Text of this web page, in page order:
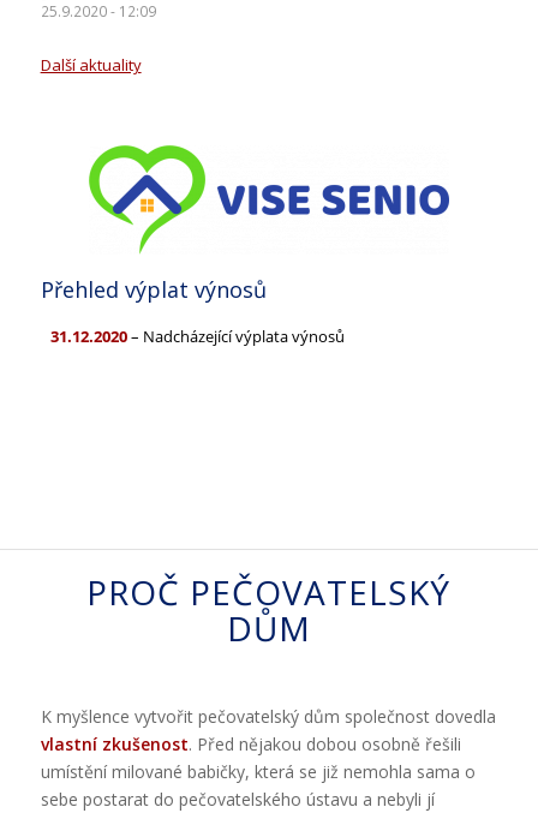
25.9.2020 - 12:09
Další aktuality
Přehled výplat výnosů
PROČ PEČOVATELSKÝ
DŮM
K myšlence vytvořit pečovatelský dům společnost dovedla
vlastní zkušenost. Před nějakou dobou osobně řešili
umístění milované babičky, která se již nemohla sama o
sebe postarat do pečovatelského ústavu a nebyli jí